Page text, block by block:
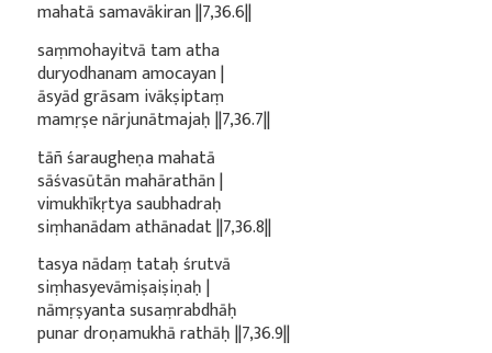
mahatā samavākiran ||7,36.6||
saṃmohayitvā tam atha
duryodhanam amocayan |
āsyād grāsam ivākṣiptaṃ
mamṛṣe nārjunātmajaḥ ||7,36.7||
tāñ śaraugheṇa mahatā
sāśvasūtān mahārathān |
vimukhīkṛtya saubhadraḥ
siṃhanādam athānadat ||7,36.8||
tasya nādaṃ tataḥ śrutvā
siṃhasyevāmiṣaiṣiṇaḥ |
nāmṛṣyanta susaṃrabdhāḥ
punar droṇamukhā rathāḥ ||7,36.9||